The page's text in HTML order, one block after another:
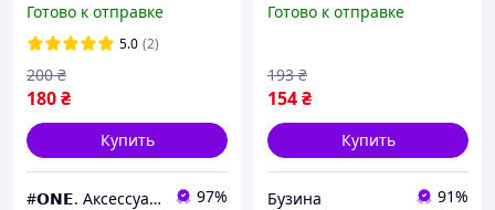
подставкой со шторкой
для камеры чехол на
самсунг а52 черный CRT
Готово к отправке
5.0 (2)
180₴
200 ₴
Купить
#𝗢𝗡𝗘. Аксессуары к смартфонам 97%
case for Galaxy A5 2017
Готово к отправке
154₴
193 ₴
Купить
Бузина 91%